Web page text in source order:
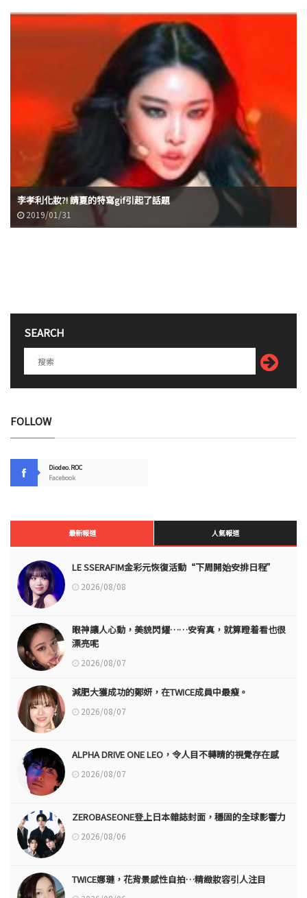
李孝利化妝?! 請夏的特寫gif引起了話題
2019/01/31
SEARCH
FOLLOW
Diodeo.ROC
Facebook
最新報道 人氣報道
LE SSERAFIM金彩元恢復活動“下周開始安排日程”
2026/08/08
眼神讓人心動，美貌閃耀……安宥真，就算瞪着看也很
漂亮呢
2026/08/07
減肥大獲成功的鄭妍，在TWICE成員中最瘦。
2026/08/07
ALPHA DRIVE ONE LEO，令人目不轉睛的視覺存在感
2026/08/07
ZEROBASEONE登上日本雜誌封面，穩固的全球影響力
2026/08/06
TWICE娜璉，花背景感性自拍…精緻妝容引人注目